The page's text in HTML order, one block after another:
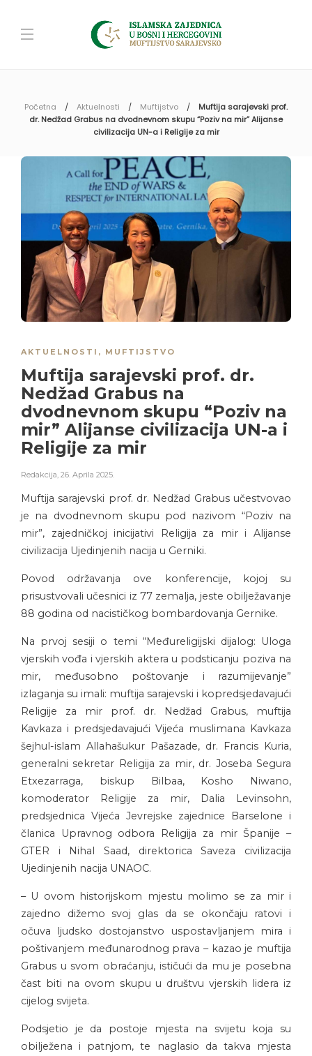
Početna Aktuelnosti Muftijstvo
Muftija sarajevski prof.
dr. Nedžad Grabus na dvodnevnom skupu “Poziv na mir” Alijanse
civilizacija UN-a i Religije za mir
AKTUELNOSTI , MUFTIJSTVO
Muftija sarajevski prof. dr.
Nedžad Grabus na
dvodnevnom skupu “Poziv na
mir” Alijanse civilizacija UN-a i
Religije za mir
Redakcija 26. Aprila 2025.
Muftija sarajevski prof. dr. Nedžad Grabus učestvovao
je na dvodnevnom skupu pod nazivom “Poziv na
mir”, zajedničkoj inicijativi Religija za mir i Alijanse
civilizacija Ujedinjenih nacija u Gerniki.
Povod održavanja ove konferencije, kojoj su
prisustvovali učesnici iz 77 zemalja, jeste obilježavanje
88 godina od nacističkog bombardovanja Gernike.
Na prvoj sesiji o temi “Međureligijski dijalog: Uloga
vjerskih vođa i vjerskih aktera u podsticanju poziva na
mir, međusobno poštovanje i razumijevanje”
izlaganja su imali: muftija sarajevski i kopredsjedavajući
Religije za mir prof. dr. Nedžad Grabus, muftija
Kavkaza i predsjedavajući Vijeća muslimana Kavkaza
šejhul-islam Allahašukur Pašazade, dr. Francis Kuria,
generalni sekretar Religija za mir, dr. Joseba Segura
Etxezarraga, biskup Bilbaa, Kosho Niwano,
komoderator Religije za mir, Dalia Levinsohn,
predsjednica Vijeća Jevrejske zajednice Barselone i
članica Upravnog odbora Religija za mir Španije –
GTER i Nihal Saad, direktorica Saveza civilizacija
Ujedinjenih nacija UNAOC.
– U ovom historijskom mjestu molimo se za mir i
zajedno dižemo svoj glas da se okončaju ratovi i
očuva ljudsko dostojanstvo uspostavljanjem mira i
poštivanjem međunarodnog prava – kazao je muftija
Grabus u svom obraćanju, ističući da mu je posebna
čast biti na ovom skupu u društvu vjerskih lidera iz
cijelog svijeta.
Podsjetio je da postoje mjesta na svijetu koja su
obilježena i patnjom, te naglasio da takva mjesta